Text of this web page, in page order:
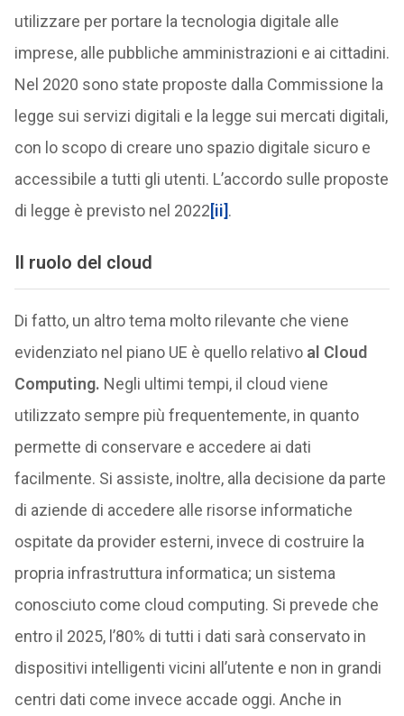
utilizzare per portare la tecnologia digitale alle
imprese, alle pubbliche amministrazioni e ai cittadini.
Nel 2020 sono state proposte dalla Commissione la
legge sui servizi digitali e la legge sui mercati digitali,
con lo scopo di creare uno spazio digitale sicuro e
accessibile a tutti gli utenti. L’accordo sulle proposte
di legge è previsto nel 2022[ii].
Il ruolo del cloud
Di fatto, un altro tema molto rilevante che viene
evidenziato nel piano UE è quello relativo al Cloud
Computing. Negli ultimi tempi, il cloud viene
utilizzato sempre più frequentemente, in quanto
permette di conservare e accedere ai dati
facilmente. Si assiste, inoltre, alla decisione da parte
di aziende di accedere alle risorse informatiche
ospitate da provider esterni, invece di costruire la
propria infrastruttura informatica; un sistema
conosciuto come cloud computing. Si prevede che
entro il 2025, l’80% di tutti i dati sarà conservato in
dispositivi intelligenti vicini all’utente e non in grandi
centri dati come invece accade oggi. Anche in